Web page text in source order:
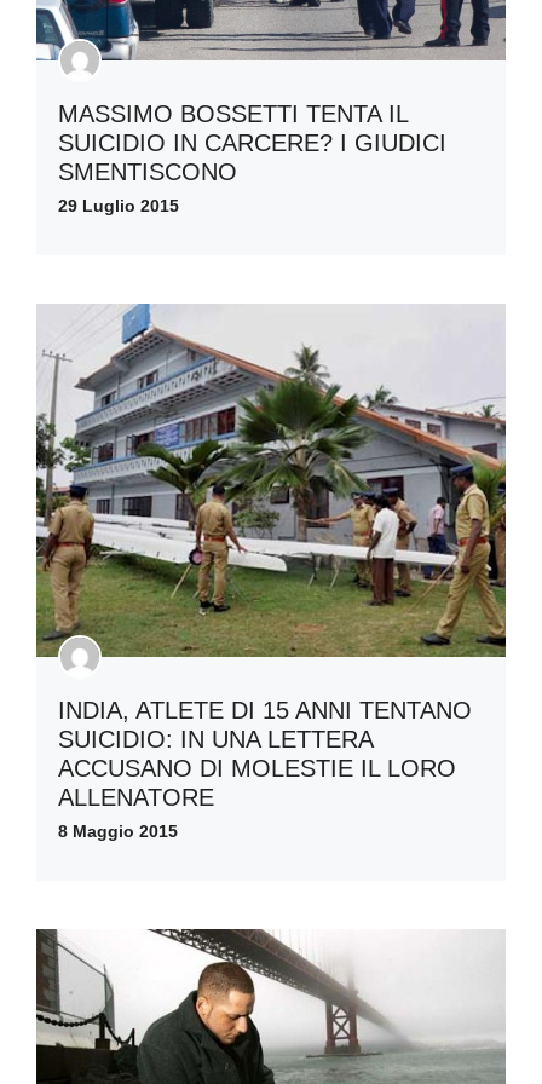
MASSIMO BOSSETTI TENTA IL
SUICIDIO IN CARCERE? I GIUDICI
SMENTISCONO
29 Luglio 2015
INDIA, ATLETE DI 15 ANNI TENTANO
SUICIDIO: IN UNA LETTERA
ACCUSANO DI MOLESTIE IL LORO
ALLENATORE
8 Maggio 2015